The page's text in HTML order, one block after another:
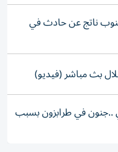
ناتج عن حادث في
بث مباشر (فيديو)
..جنون في طرابزون بسبب